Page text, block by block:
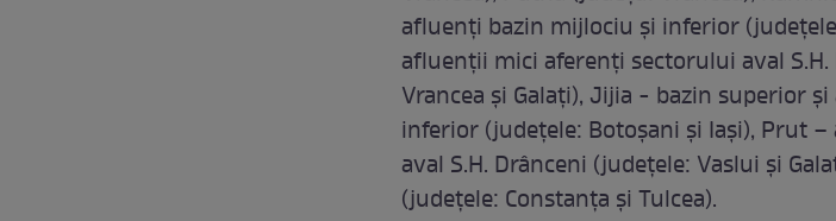
afluenţi bazin mijlociu și inferior
afluenţii mici aferenţi sectorului aval S.H.
Vrancea şi Galaţi), Jijia - bazin superior
inferior (judeţele: Botoşani şi Iaşi), Prut
aval S.H. Drânceni (judeţele: Vaslui şi
(judeţele: Constanţa și Tulcea).